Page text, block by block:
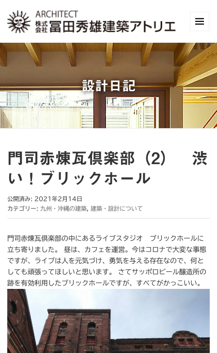
設計日記
門司赤煉瓦倶楽部（2） 渋
い！ブリックホール
公開済み: 2021年2月14日
カテゴリー: 九州・沖縄の建築 建築・設計について
門司赤煉瓦倶楽部の中にあるライブスタジオ ブリックホールに
立ち寄りました。 昼は、カフェを運営。今はコロナで大変な事態
ですが、ライブは人を元気づけ、勇気を与える存在なので、何と
しても頑張ってほしいと思います。 さてサッポロビール醸造所の
跡を有効利用したブリックホールですが、すべてがかっこいい。